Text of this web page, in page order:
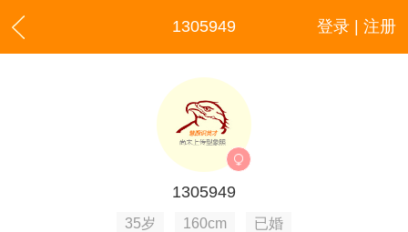
登录 | 注册
1305949
1305949
35岁 160cm 已婚